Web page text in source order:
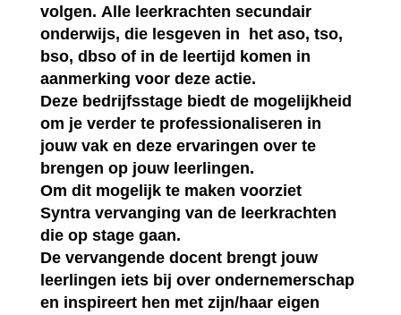
volgen. Alle leerkrachten secundair
onderwijs, die lesgeven in het aso, tso,
bso, dbso of in de leertijd komen in
aanmerking voor deze actie.
Deze bedrijfsstage biedt de mogelijkheid
om je verder te professionaliseren in
jouw vak en deze ervaringen over te
brengen op jouw leerlingen.
Om dit mogelijk te maken voorziet
Syntra vervanging van de leerkrachten
die op stage gaan.
De vervangende docent brengt jouw
leerlingen iets bij over ondernemerschap
en inspireert hen met zijn/haar eigen